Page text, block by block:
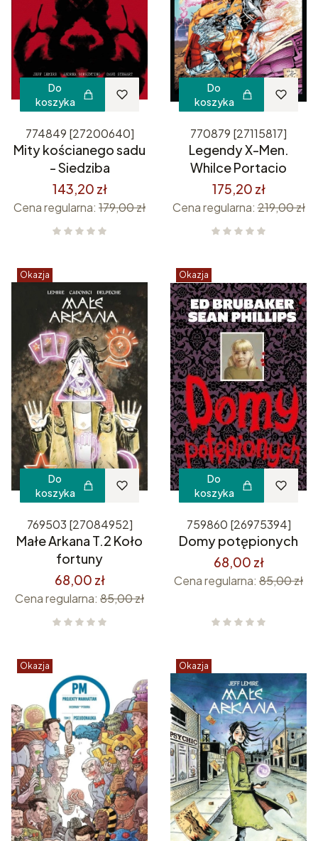
Do
koszyka
774849 [27200640]
Mity kościanego sadu
- Siedziba
143,20 zł
Cena regularna: 179,00 zł
Do
koszyka
770879 [27115817]
Legendy X-Men.
Whilce Portacio
175,20 zł
Cena regularna: 219,00 zł
Okazja
Do
koszyka
769503 [27084952]
Małe Arkana T.2 Koło
fortuny
68,00 zł
Cena regularna: 85,00 zł
Okazja
Do
koszyka
759860 [26975394]
Domy potępionych
68,00 zł
Cena regularna: 85,00 zł
Okazja Okazja